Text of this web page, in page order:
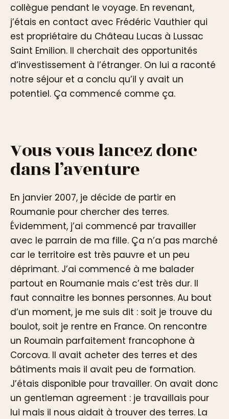
collègue pendant le voyage. En revenant,
j’étais en contact avec Frédéric Vauthier qui
est propriétaire du Château Lucas à Lussac
Saint Emilion. Il cherchait des opportunités
d’investissement à l’étranger. On lui a raconté
notre séjour et a conclu qu’il y avait un
potentiel. Ça commencé comme ça.
Vous vous lancez donc
dans l’aventure
En janvier 2007, je décide de partir en
Roumanie pour chercher des terres.
Évidemment, j’ai commencé par travailler
avec le parrain de ma fille. Ça n’a pas marché
car le territoire est très pauvre et un peu
déprimant. J’ai commencé à me balader
partout en Roumanie mais c’est très dur. Il
faut connaitre les bonnes personnes. Au bout
d’un moment, je me suis dit : soit je trouve du
boulot, soit je rentre en France. On rencontre
un Roumain parfaitement francophone à
Corcova. Il avait acheter des terres et des
bâtiments mais il avait peu de formation.
J’étais disponible pour travailler. On avait donc
un gentleman agreement : je travaillais pour
lui mais il nous aidait à trouver des terres. La